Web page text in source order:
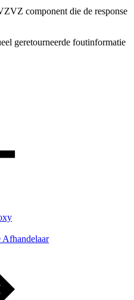
component die de response
geretourneerde foutinformatie
Afhandelaar